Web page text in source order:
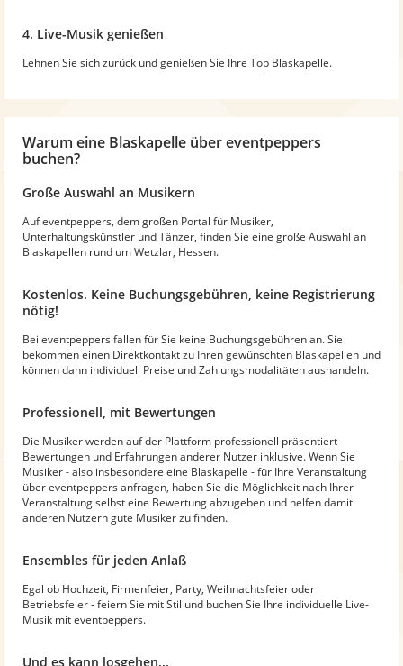
4. Live-Musik genießen
Lehnen Sie sich zurück und genießen Sie Ihre Top Blaskapelle.
Warum eine Blaskapelle über eventpeppers
buchen?
Große Auswahl an Musikern
Auf eventpeppers, dem großen Portal für Musiker,
Unterhaltungskünstler und Tänzer, finden Sie eine große Auswahl an
Blaskapellen rund um Wetzlar, Hessen.
Kostenlos. Keine Buchungsgebühren, keine Registrierung
nötig!
Bei eventpeppers fallen für Sie keine Buchungsgebühren an. Sie
bekommen einen Direktkontakt zu Ihren gewünschten Blaskapellen und
können dann individuell Preise und Zahlungsmodalitäten aushandeln.
Professionell, mit Bewertungen
Die Musiker werden auf der Plattform professionell präsentiert -
Bewertungen und Erfahrungen anderer Nutzer inklusive. Wenn Sie
Musiker - also insbesondere eine Blaskapelle - für Ihre Veranstaltung
über eventpeppers anfragen, haben Sie die Möglichkeit nach Ihrer
Veranstaltung selbst eine Bewertung abzugeben und helfen damit
anderen Nutzern gute Musiker zu finden.
Ensembles für jeden Anlaß
Egal ob Hochzeit, Firmenfeier, Party, Weihnachtsfeier oder
Betriebsfeier - feiern Sie mit Stil und buchen Sie Ihre individuelle Live-
Musik mit eventpeppers.
Und es kann losgehen...